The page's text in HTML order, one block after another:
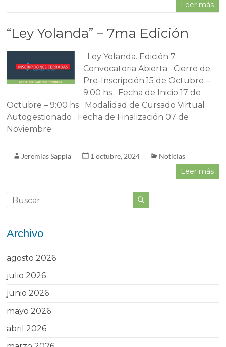
Leer más
“Ley Yolanda” – 7ma Edición
Ley Yolanda. Edición 7.
Convocatoria Abierta Cierre de
Pre-Inscripción 15 de Octubre –
9:00 hs Fecha de Inicio 17 de
Octubre – 9:00 hs Modalidad de Cursado Virtual
Autogestionado Fecha de Finalización 07 de
Noviembre
Jeremías Sappia 1 octubre, 2024 Noticias
Leer más
Archivo
agosto 2026
julio 2026
junio 2026
mayo 2026
abril 2026